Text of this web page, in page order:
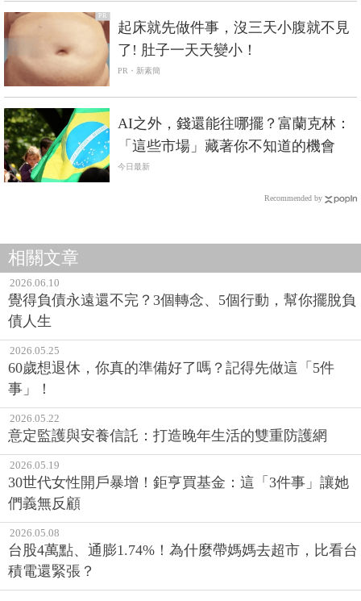
PR
起床就先做件事，沒三天小腹就不見
了! 肚子一天天變小！
PR・新素簡
AI之外，錢還能往哪擺？富蘭克林：
「這些市場」藏著你不知道的機會
今日最新
Recommended by
相關文章
2026.06.10
覺得負債永遠還不完？3個轉念、5個行動，幫你擺脫負
債人生
2026.05.25
60歲想退休，你真的準備好了嗎？記得先做這「5件
事」！
2026.05.22
意定監護與安養信託：打造晚年生活的雙重防護網
2026.05.19
30世代女性開戶暴增！鉅亨買基金：這「3件事」讓她
們義無反顧
2026.05.08
台股4萬點、通膨1.74%！為什麼帶媽媽去超市，比看台
積電還緊張？